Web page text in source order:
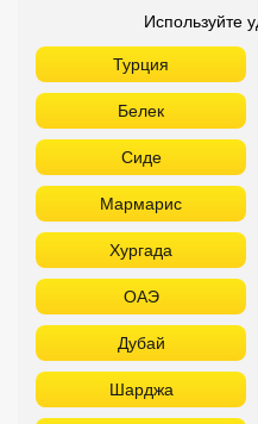
Используйте
Турция
Белек
Сиде
Мармарис
Хургада
ОАЭ
Дубай
Шарджа